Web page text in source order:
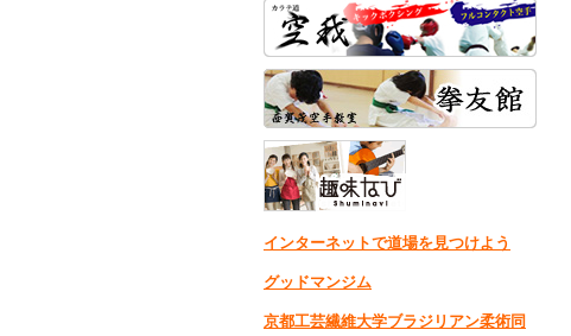
インターネットで道場を見つけよう
グッドマンジム
京都工芸繊維大学ブラジリアン柔術同